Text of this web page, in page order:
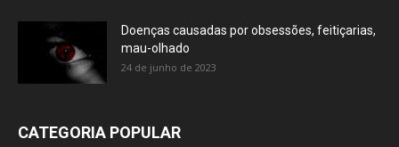
Doenças causadas por obsessões, feitiçarias,
mau-olhado
24 de junho de 2023
CATEGORIA POPULAR